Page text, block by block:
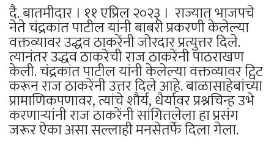
दै. बातमीदार । ११ एप्रिल २०२३ । राज्यात भाजपचे
नेते चंद्रकांत पाटील यांनी बाबरी प्रकरणी केलेल्या
वक्तव्यावर उद्धव ठाकरेंनी जोरदार प्रत्युत्तर दिले.
त्यानंतर उद्धव ठाकरेंची राज ठाकरेंनी पाठराखण
केली. चंद्रकांत पाटील यांनी केलेल्या वक्तव्यावर ट्विट
करून राज ठाकरेंनी उत्तर दिले आहे. बाळासाहेबांच्या
प्रामाणिकपणावर, त्यांचे शौर्य, धैर्यावर प्रश्नचिन्ह उभे
करणाऱ्यांनी राज ठाकरेंनी सांगितलेला हा प्रसंग
जरूर ऐका असा सल्लाही मनसेतर्फे दिला गेला.